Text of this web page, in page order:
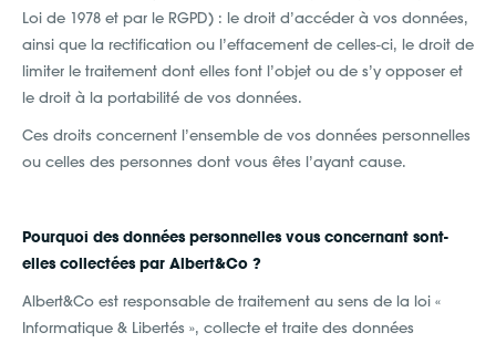
Loi de 1978 et par le RGPD) : le droit d’accéder à vos données,
ainsi que la rectification ou l’effacement de celles-ci, le droit de
limiter le traitement dont elles font l’objet ou de s’y opposer et
le droit à la portabilité de vos données.
Ces droits concernent l’ensemble de vos données personnelles
ou celles des personnes dont vous êtes l’ayant cause.
Pourquoi des données personnelles vous concernant sont-
elles collectées par Albert&Co ?
Albert&Co est responsable de traitement au sens de la loi «
Informatique & Libertés », collecte et traite des données